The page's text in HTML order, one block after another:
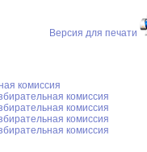
Версия для печати
комиссия
комиссия
комиссия
комиссия
комиссия